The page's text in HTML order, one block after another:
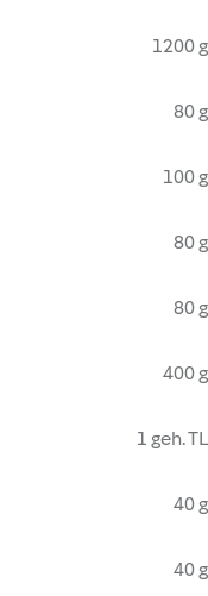
1200 g
80 g
100 g
80 g
80 g
400 g
1 geh. TL
40 g
40 g